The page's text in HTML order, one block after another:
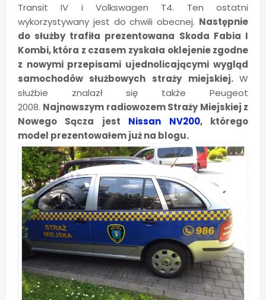
Transit IV i Volkswagen T4. Ten ostatni
wykorzystywany jest do chwili obecnej. Następnie
do służby trafiła prezentowana Skoda Fabia I
Kombi, która z czasem zyskała oklejenie zgodne
z nowymi przepisami ujednolicającymi wygląd
samochodów służbowych straży miejskiej.W
służbie znalazł się także Peugeot
2008. Najnowszym radiowozem Straży Miejskiej z
Nowego Sącza jest Nissan NV200, którego
model prezentowałem już na blogu.